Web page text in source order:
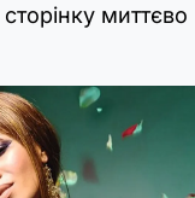
миттєво